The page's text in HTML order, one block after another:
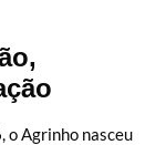
o Agrinho nasceu